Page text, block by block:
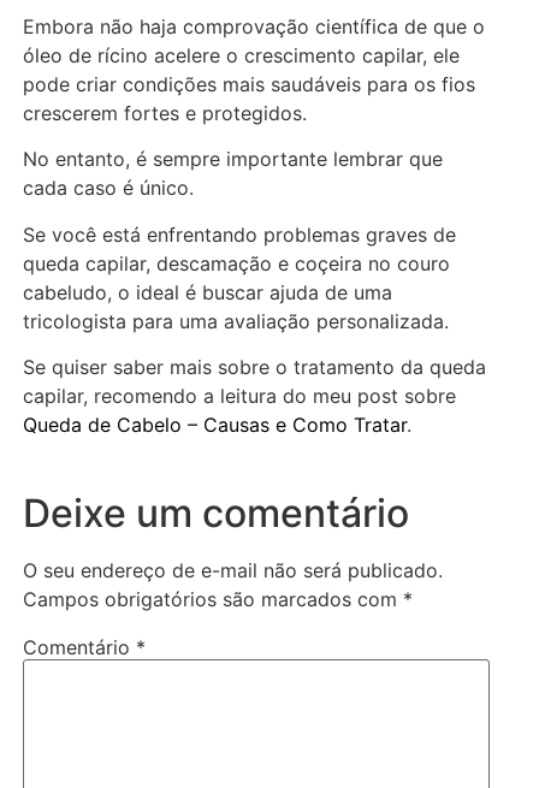
Embora não haja comprovação científica de que o
óleo de rícino acelere o crescimento capilar, ele
pode criar condições mais saudáveis para os fios
crescerem fortes e protegidos.
No entanto, é sempre importante lembrar que
cada caso é único.
Se você está enfrentando problemas graves de
queda capilar, descamação e coçeira no couro
cabeludo, o ideal é buscar ajuda de uma
tricologista para uma avaliação personalizada.
Se quiser saber mais sobre o tratamento da queda
capilar, recomendo a leitura do meu post sobre
Queda de Cabelo – Causas e Como Tratar.
Deixe um comentário
O seu endereço de e-mail não será publicado.
Campos obrigatórios são marcados com *
Comentário *